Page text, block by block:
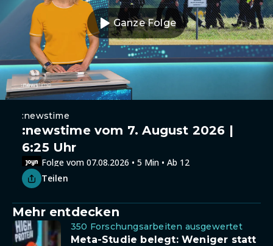
Ganze Folge
:newstime
:newstime vom 7. August 2026 |
6:25 Uhr
Folge vom 07.08.2026 • 5 Min • Ab 12
Teilen
Mehr entdecken
350 Forschungsarbeiten ausgewertet
Meta-Studie belegt: Weniger statt